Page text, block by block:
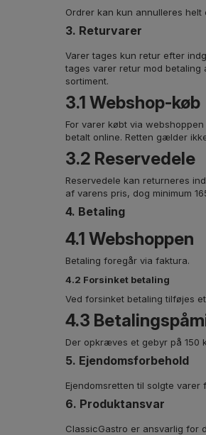
Ordrer kan kun annulleres
3. Returvarer
Varer tages kun retur efter
tages varer retur mod
sortiment.
3.1 Webshop-køb
For varer købt via
betalt online. Retten gælder
3.2 Reservedele
Reservedele kan returneres
af varens pris, dog minimum
4. Betaling
4.1 Webshoppen
Betaling foregår via faktura.
4.2 Forsinket betaling
Ved forsinket betaling tilføjes
4.3
Der opkræves et gebyr på 150
5. Ejendomsforbehold
Ejendomsretten til solgte
6. Produktansvar
ClassicGastro er ansvarlig for